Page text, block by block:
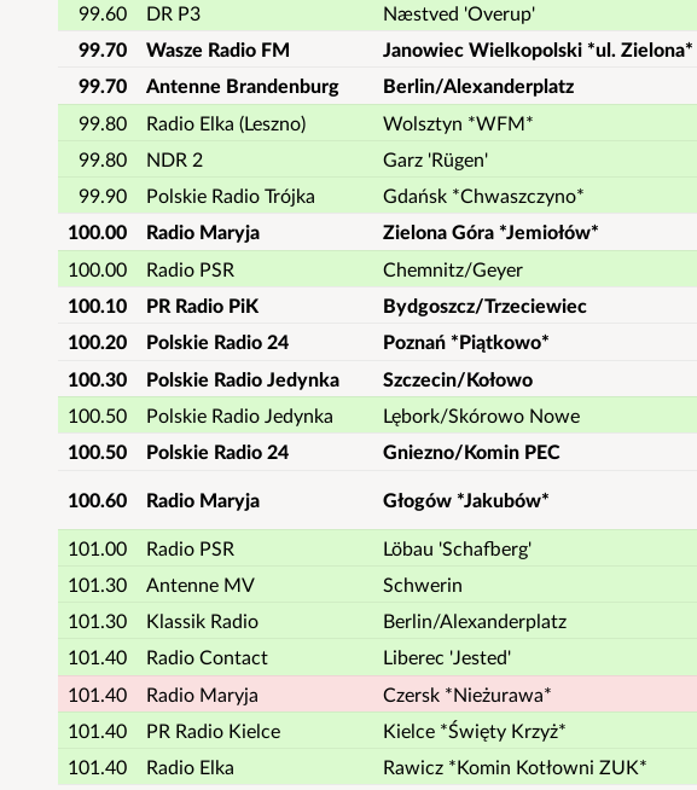
99.60
DR P3 Næstved 'Overup'
99.70
Wasze Radio FM Janowiec Wielkopolski *ul. Zielona*
99.70
Antenne Brandenburg Berlin/Alexanderplatz
99.80
Radio Elka (Leszno) Wolsztyn *WFM*
99.80
NDR 2 Garz 'Rügen'
99.90
Polskie Radio Trójka Gdańsk *Chwaszczyno*
100.00
Radio Maryja Zielona Góra *Jemiołów*
100.00
Radio PSR Chemnitz/Geyer
100.10
PR Radio PiK Bydgoszcz/Trzeciewiec
100.20
Polskie Radio 24 Poznań *Piątkowo*
100.30
Polskie Radio Jedynka Szczecin/Kołowo
100.50
Polskie Radio Jedynka Lębork/Skórowo Nowe
100.50
Polskie Radio 24 Gniezno/Komin PEC
100.60 Radio Maryja Głogów *Jakubów*
101.00
Radio PSR Löbau 'Schafberg'
101.30
Antenne MV Schwerin
101.30
Klassik Radio Berlin/Alexanderplatz
101.40
Radio Contact Liberec 'Jested'
101.40
Radio Maryja Czersk *Nieżurawa*
101.40
PR Radio Kielce Kielce *Święty Krzyż*
101.40
Radio Elka Rawicz *Komin Kotłowni ZUK*